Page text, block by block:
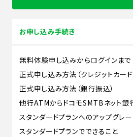
お申し込み手続き
無料体験申し込みからログインまで
正式申し込み方法（クレジットカード
正式申し込み方法（銀行振込）
他行ATMからドコモSMTBネット
スタンダードプランへのアップグレ
スタンダードプランでできること